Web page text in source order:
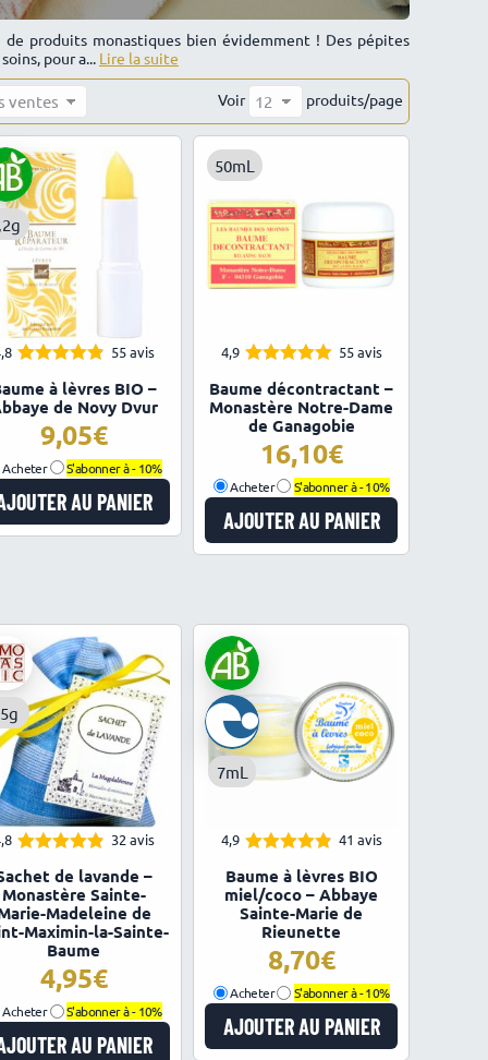
produits monastiques bien évidemment ! Des pépites
pour a... Lire la suite
Voir produits/page
Note4.84
sur 5
55 avis
à lèvres BIO –
de Novy Dvur
9,05
Acheter S'abonner à -10%
AU PANIER
50mL
4,9
Note
sur 5
55 avis
Baume décontractant –
Monastère Notre-Dame
de Ganagobie
16,10
Acheter S'abonner à -10%
AJOUTER AU PANIER
Note 4.84
sur 5
32 avis
de lavande –
Monastère Sainte-
Madeleine de
Maximin-la-Sainte-
Baume
4,95
Acheter S'abonner à -10%
AU PANIER
7mL
4,9
Note 4.85
sur 5
41 avis
Baume à lèvres BIO
miel/coco – Abbaye
Sainte-Marie de
Rieunette
8,70
Acheter S'abonner à -10%
AJOUTER AU PANIER